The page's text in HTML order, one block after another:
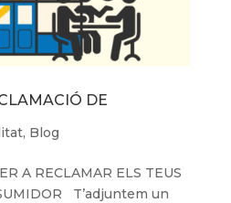
DE
, Blog
A RECLAMAR ELS TEUS
T’adjuntem un